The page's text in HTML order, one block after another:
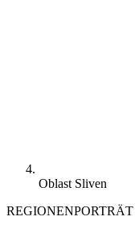
Oblast Sliven
REGIONENPORTRÄT